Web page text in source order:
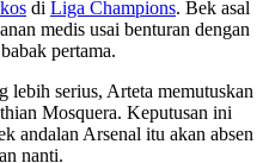
di Liga Champions. Bek asal
medis usai benturan dengan
pertama.
lebih serius, Arteta memutuskan
Mosquera. Keputusan ini
andalan Arsenal itu akan absen
nanti.